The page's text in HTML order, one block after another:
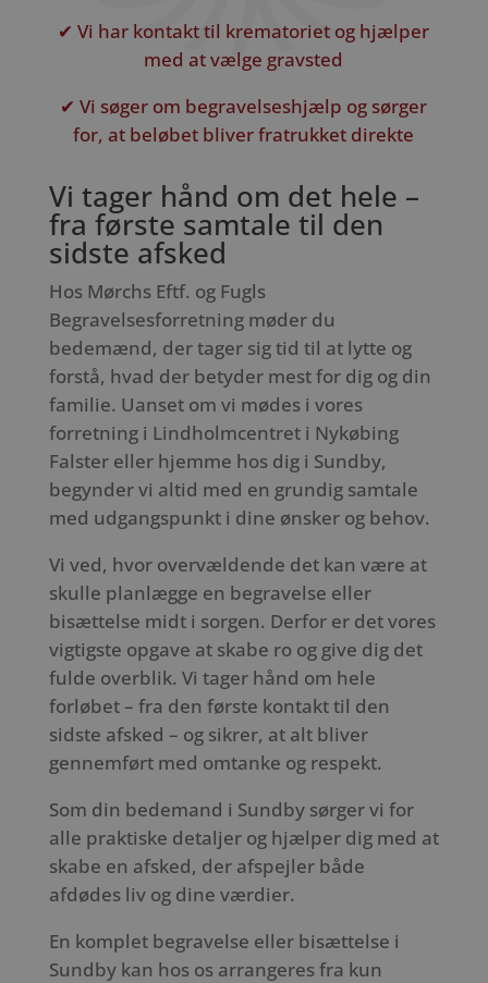
✔ Vi har kontakt til krematoriet og hjælper
med at vælge gravsted
✔ Vi søger om begravelseshjælp og sørger
for, at beløbet bliver fratrukket direkte
Vi tager hånd om det hele –
fra første samtale til den
sidste afsked
Hos Mørchs Eftf. og Fugls
Begravelsesforretning møder du
bedemænd, der tager sig tid til at lytte og
forstå, hvad der betyder mest for dig og din
familie. Uanset om vi mødes i vores
forretning i Lindholmcentret i Nykøbing
Falster eller hjemme hos dig i Sundby,
begynder vi altid med en grundig samtale
med udgangspunkt i dine ønsker og behov.
Vi ved, hvor overvældende det kan være at
skulle planlægge en begravelse eller
bisættelse midt i sorgen. Derfor er det vores
vigtigste opgave at skabe ro og give dig det
fulde overblik. Vi tager hånd om hele
forløbet – fra den første kontakt til den
sidste afsked – og sikrer, at alt bliver
gennemført med omtanke og respekt.
Som din bedemand i Sundby sørger vi for
alle praktiske detaljer og hjælper dig med at
skabe en afsked, der afspejler både
afdødes liv og dine værdier.
En komplet begravelse eller bisættelse i
Sundby kan hos os arrangeres fra kun